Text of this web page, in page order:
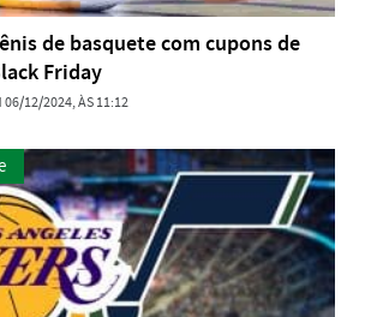
de basquete com cupons de
Friday
06/12/2024, ÀS 11:12